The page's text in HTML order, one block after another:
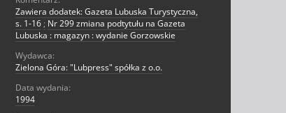
Zawiera dodatek: Gazeta Lubuska Turystyczna,
s. 1-16 ; Nr 299 zmiana podtytułu na Gazeta
Lubuska : magazyn : wydanie Gorzowskie
Wydawca:
Zielona Góra: "Lubpress" spółka z o.o.
Data wydania:
1994